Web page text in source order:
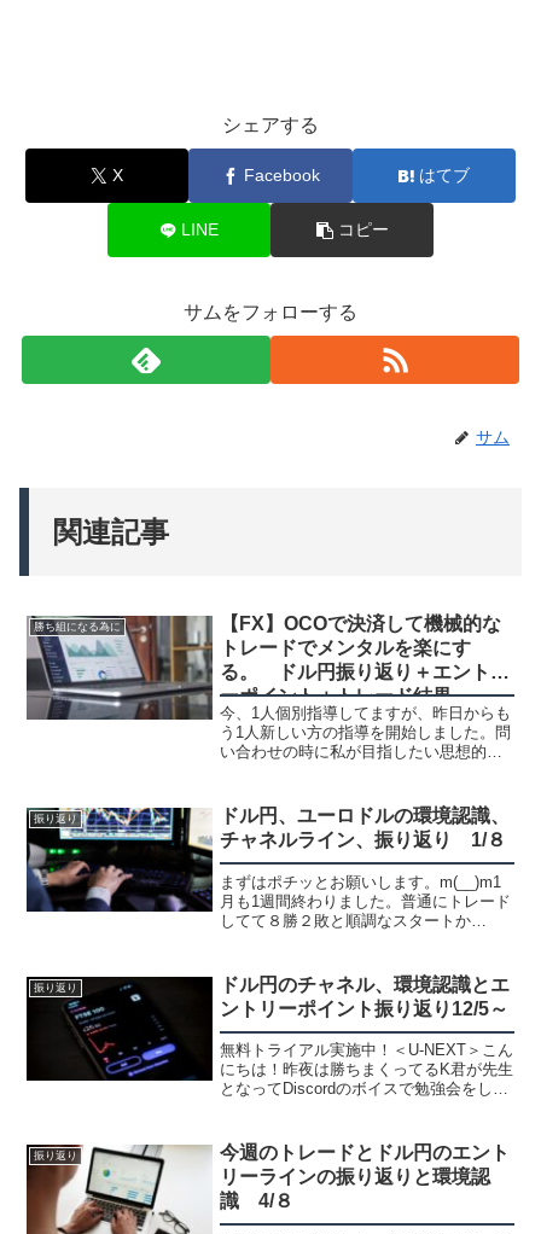
シェアする
X Facebook はてブ
LINE コピー
サムをフォローする
サム
関連記事
勝ち組になる為に
【FX】OCOで決済して機械的な
トレードでメンタルを楽にす
る。 ドル円振り返り＋エントリ
ーポイント＋トレード結果
今、1人個別指導してますが、昨日からも
う1人新しい方の指導を開始しました。問
い合わせの時に私が目指したい思想的な
ードをしてる事でした。OCOで決済、機
械的トレード決済...
振り返り
ドル円、ユーロドルの環境認識、
チャネルライン、振り返り 1/８
まずはポチッとお願いします。m(__)m1
月も1週間終わりました。普通にトレード
してて８勝２敗と順調なスタートか
ますが基本的にやる事は何も変わらなく
て、トレンドを追って３...
振り返り
ドル円のチャネル、環境認識とエ
ントリーポイント振り返り12/5～
無料トライアル実施中！＜U-NEXT＞こん
にちは！昨夜は勝ちまくってるK君が先生
となってDiscordのボイスで勉強会をしま
す。笑見てるポイントが違ってたり、感
覚的なも...
振り返り
今週のトレードとドル円のエント
リーラインの振り返りと環境認
識 4/８